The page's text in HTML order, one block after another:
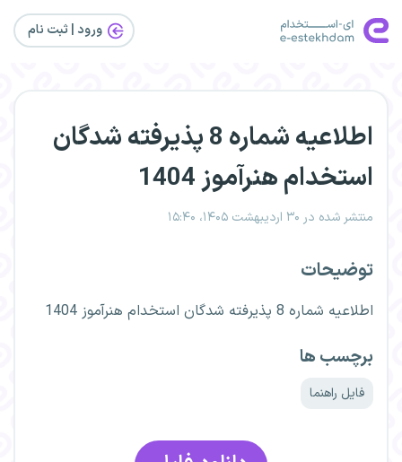
ورود | ثبت‌ نام
اطلاعیه شماره 8 پذیرفته شدگان
استخدام هنرآموز 1404
منتشر شده در ۳۰ اردیبهشت ۱۴۰۵، ۱۵:۴۰
توضیحات
اطلاعیه شماره 8 پذیرفته شدگان استخدام هنرآموز 1404
برچسب ها
فایل راهنما